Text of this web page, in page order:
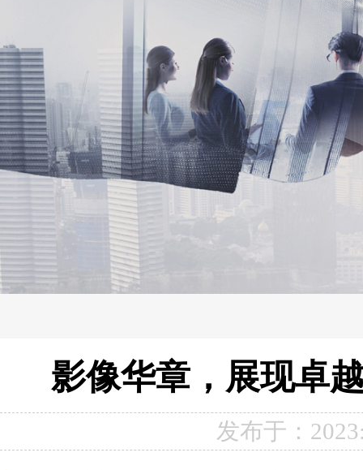
影像华章，展现卓
发布于：